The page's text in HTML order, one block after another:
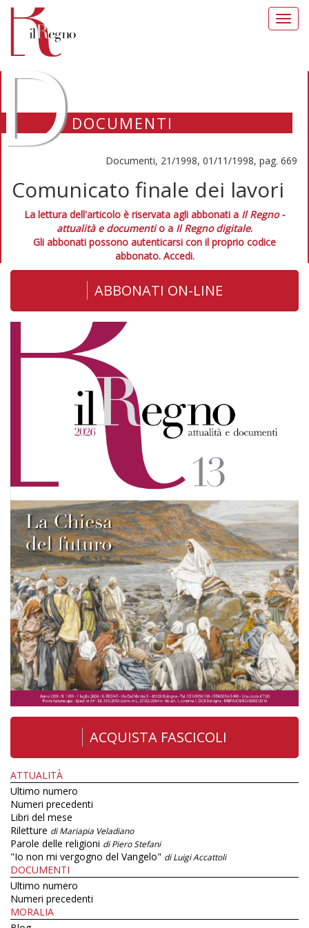
DOCUMENTI
Documenti, 21/1998, 01/11/1998, pag. 669
Comunicato finale dei lavori
La lettura dell'articolo è riservata agli abbonati a Il Regno -
attualità e documentio a Il Regno digitale.
Gli abbonati possono autenticarsi con il proprio codice
abbonato. Accedi.
ABBONATI ON-LINE
ACQUISTA FASCICOLI
ATTUALITÀ
Ultimo numero
Numeri precedenti
Libri del mese
Riletture di Mariapia Veladiano
Parole delle religioni di Piero Stefani
"Io non mi vergogno del Vangelo" di Luigi Accattoli
DOCUMENTI
Ultimo numero
Numeri precedenti
MORALIA